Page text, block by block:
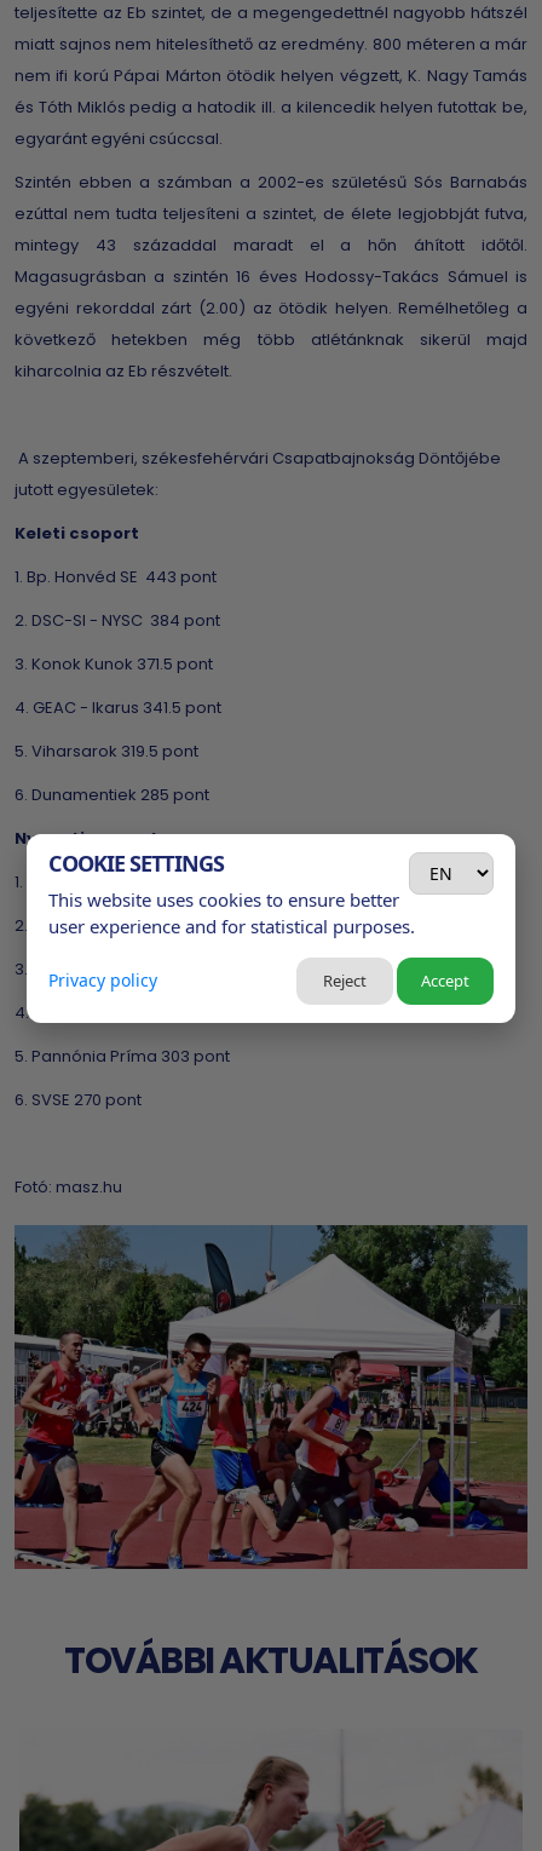
teljesítette az Eb szintet, de a megengedettnél nagyobb hátszél
miatt sajnos nem hitelesíthető az eredmény. 800 méteren a már
nem ifi korú Pápai Márton ötödik helyen végzett, K. Nagy Tamás
és Tóth Miklós pedig a hatodik ill. a kilencedik helyen futottak be,
egyaránt egyéni csúccsal.
Szintén ebben a számban a 2002-es születésű Sós Barnabás
ezúttal nem tudta teljesíteni a szintet, de élete legjobbját futva,
mintegy 43 századdal maradt el a hőn áhított időtől.
Magasugrásban a szintén 16 éves Hodossy-Takács Sámuel is
egyéni rekorddal zárt (2.00) az ötödik helyen. Remélhetőleg a
következő hetekben még több atlétánknak sikerül majd
kiharcolnia az Eb részvételt.
A szeptemberi, székesfehérvári Csapatbajnokság Döntőjébe
jutott egyesületek:
Keleti csoport
1. Bp. Honvéd SE 443 pont
2. DSC-SI - NYSC 384 pont
3. Konok Kunok 371.5 pont
4. GEAC - Ikarus 341.5 pont
5. Viharsarok 319.5 pont
6. Dunamentiek 285 pont
Nyugati csoport
1. MTK - UTE 375 .5 pont
2. Pannon Duo 374 pont
3. SavArra 355 pont
4. FTC 334.5 pont
5. Pannónia Príma 303 pont
6. SVSE 270 pont
Fotó: masz.hu
TOVÁBBI AKTUALITÁSOK
COOKIE SETTINGS
This website uses cookies to ensure better
user experience and for statistical purposes.
Privacy policy Reject Accept